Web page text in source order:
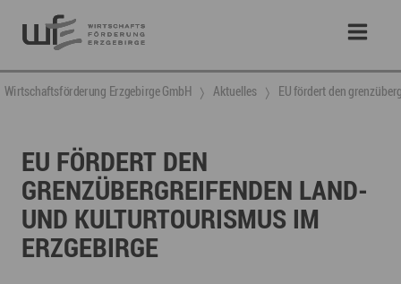
Wirtschaftsförderung Erzgebirge GmbH Aktuelles EU fördert den
EU FÖRDERT DEN
GRENZÜBERGREIFENDEN LAND-
UND KULTURTOURISMUS IM
ERZGEBIRGE